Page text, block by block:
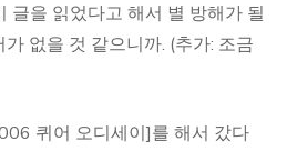
글을 읽었다고 해서 별 방해가 될
없을 것 같으니까. (추가: 조금
퀴어 오디세이]를 해서 갔다